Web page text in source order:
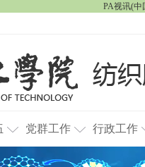
PA视讯(中
党群工作 行政工作